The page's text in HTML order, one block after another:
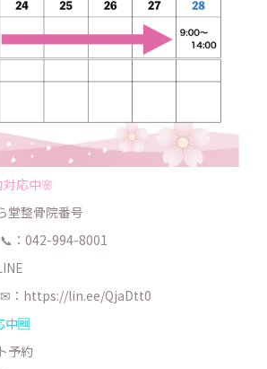
応中🌸
堂整骨院番号
📞：042-994-8001
✉： https://lin.ee/QjaDtt0
中🆓
予約